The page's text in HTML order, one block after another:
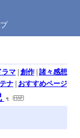
マ| 創作| 諸々感想
ナ| おすすめページ